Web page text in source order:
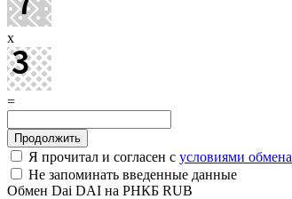
x
=
Я прочитал и согласен с условиями обмена
Не запоминать введенные данные
Обмен Dai DAI на РНКБ RUB